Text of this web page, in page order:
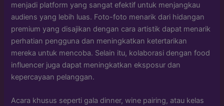
menjadi platform yang sangat efektif untuk menjangkau
audiens yang lebih luas. Foto-foto menarik dari hidangan
premium yang disajikan dengan cara artistik dapat menarik
perhatian pengguna dan meningkatkan ketertarikan
mereka untuk mencoba. Selain itu, kolaborasi dengan food
influencer juga dapat meningkatkan eksposur dan
kepercayaan pelanggan.
Acara khusus seperti gala dinner, wine pairing, atau kelas